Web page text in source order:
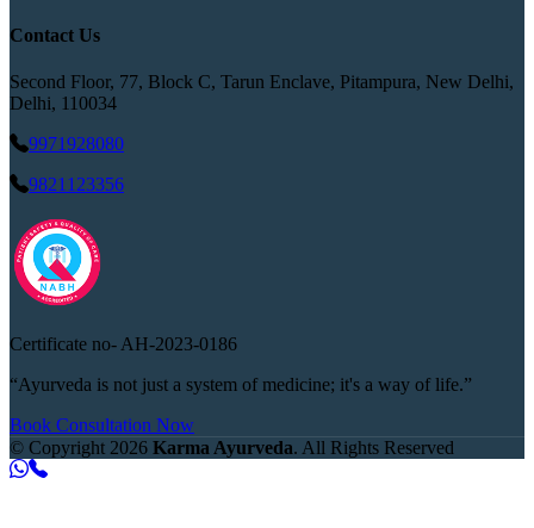
Contact Us
Second Floor, 77, Block C, Tarun Enclave, Pitampura, New Delhi,
Delhi, 110034
9971928080
9821123356
Certificate no- AH-2023-0186
“Ayurveda is not just a system of medicine; it's a way of life.”
Book Consultation Now
© Copyright 2026 Karma Ayurveda. All Rights Reserved